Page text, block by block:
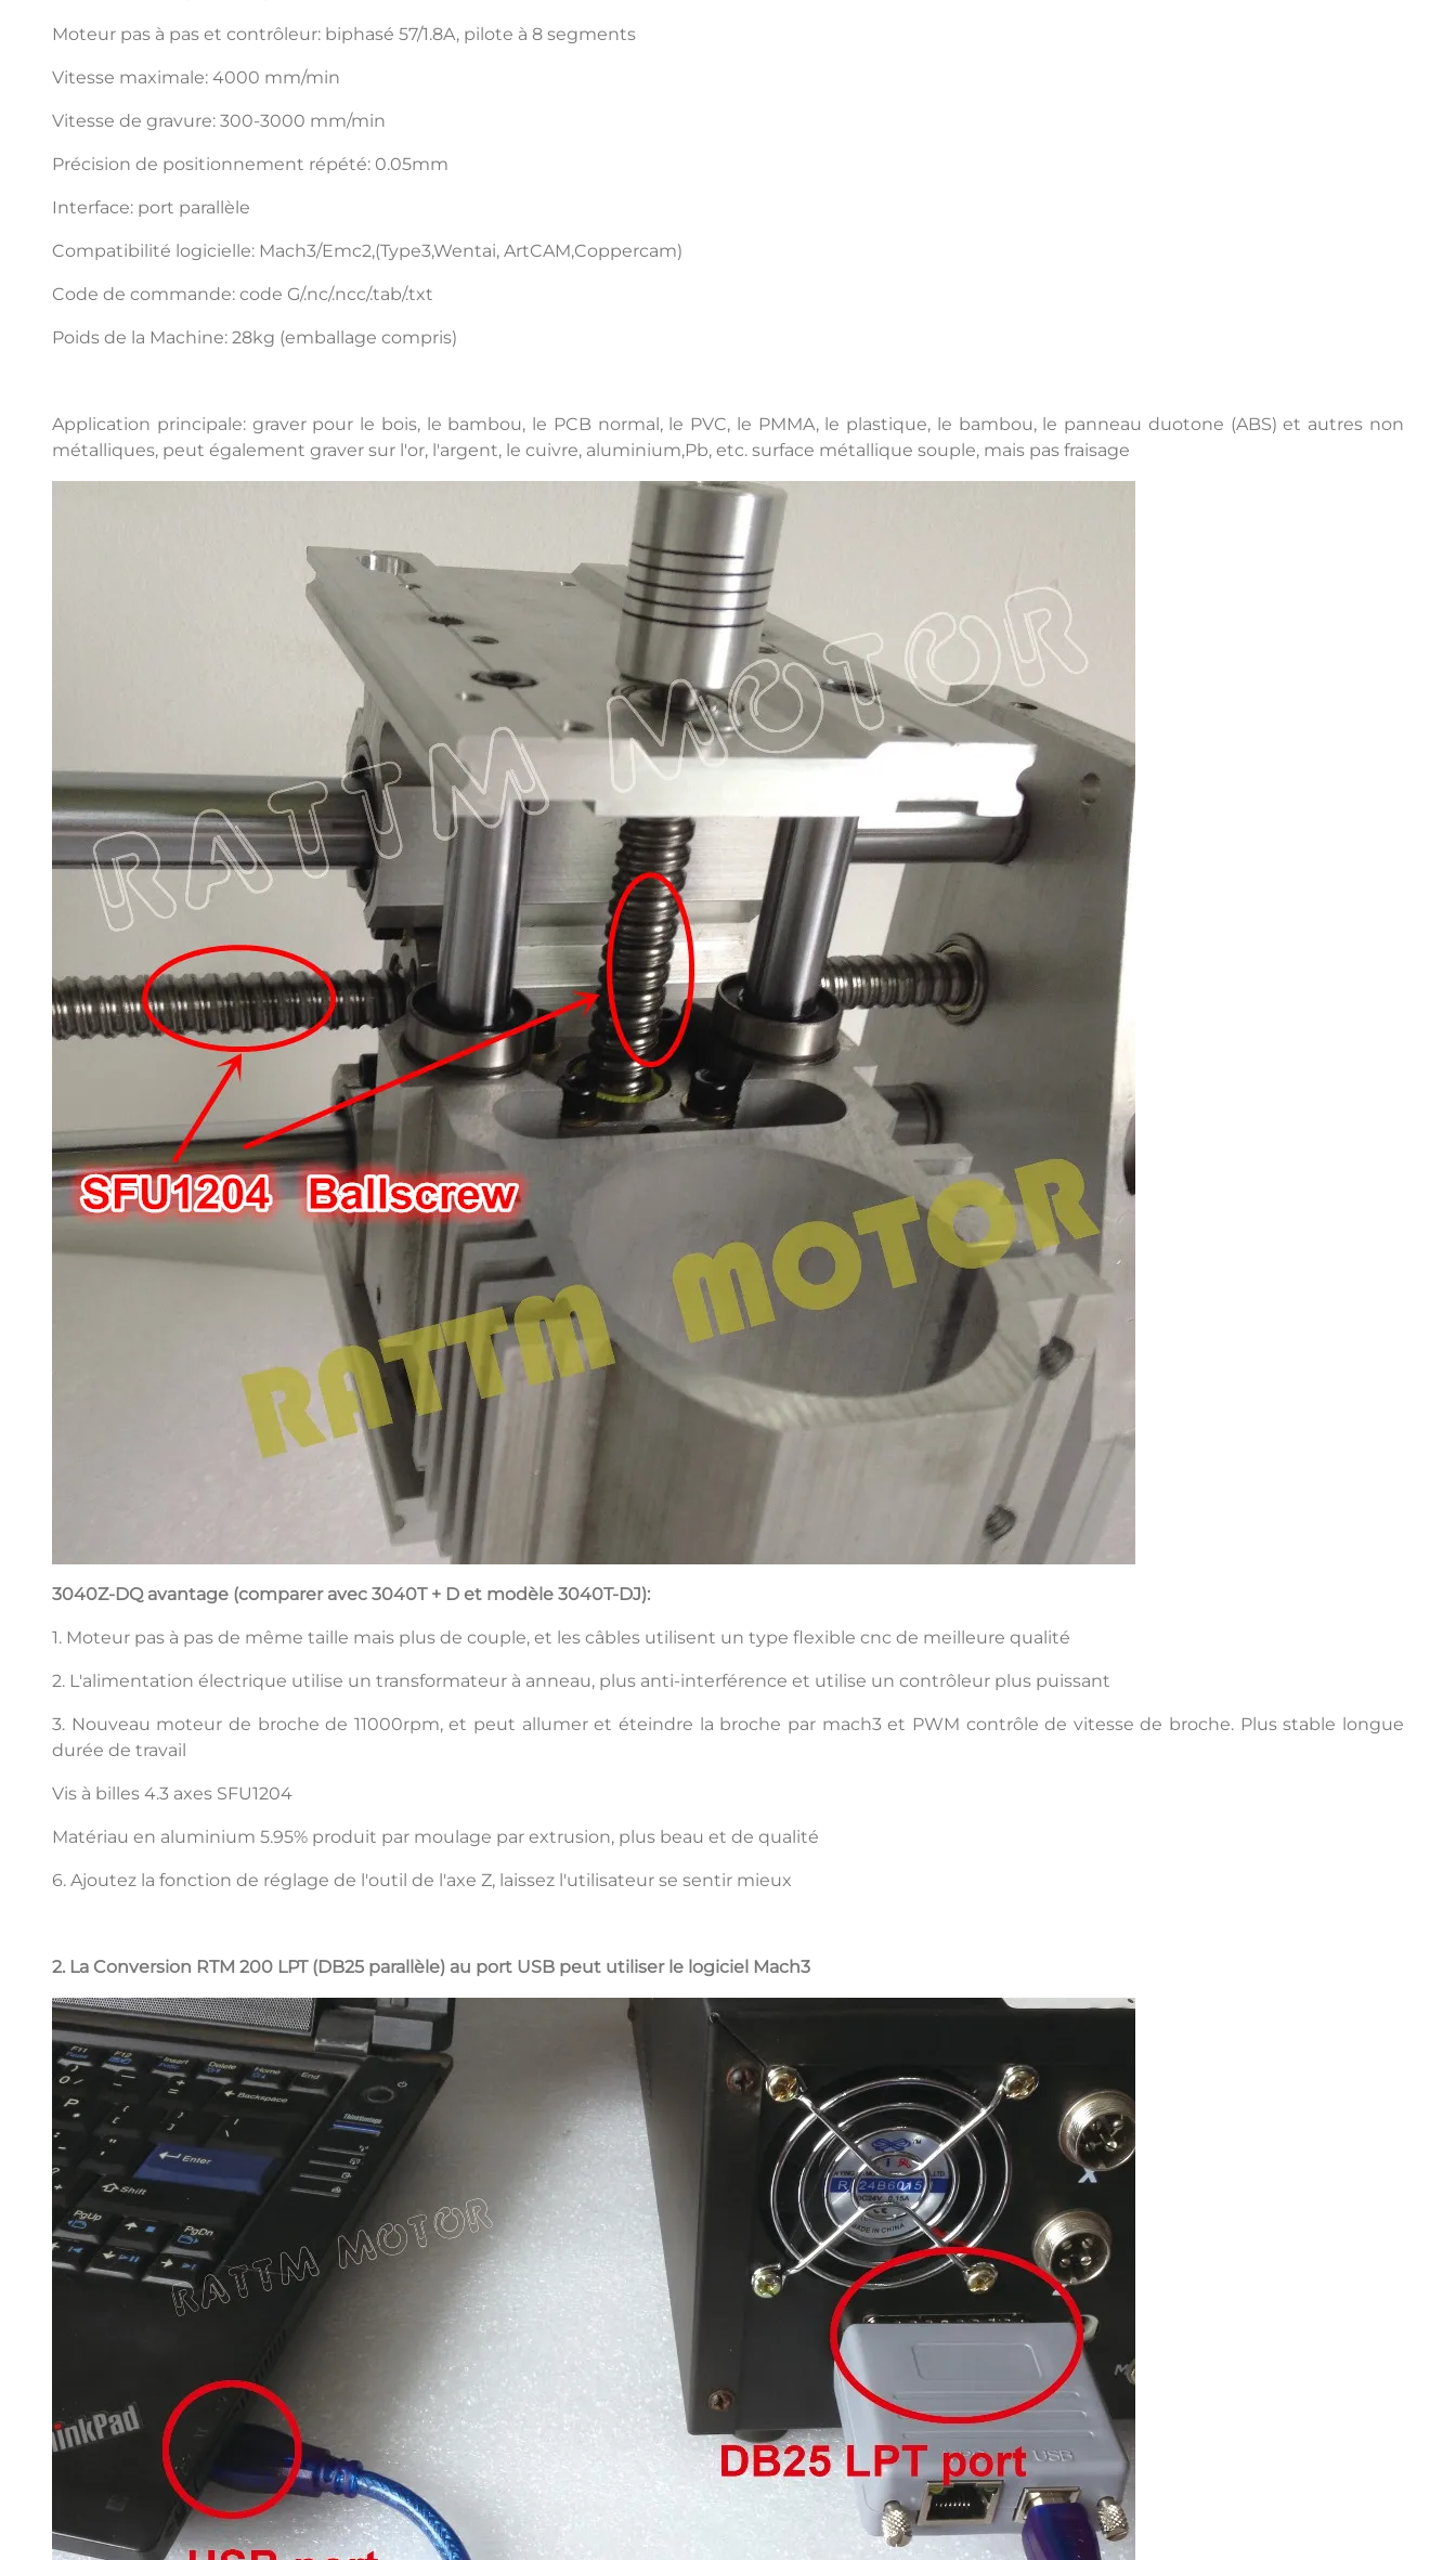
Moteur pas à pas et contrôleur: biphasé 57/1.8A, pilote à 8 segments
Vitesse maximale: 4000 mm/min
Vitesse de gravure: 300-3000 mm/min
Précision de positionnement répété: 0.05mm
Interface: port parallèle
Compatibilité logicielle: Mach3/Emc2,(Type3,Wentai, ArtCAM,Coppercam)
Code de commande: code G/.nc/.ncc/.tab/.txt
Poids de la Machine: 28kg (emballage compris)
Application principale: graver pour le bois, le bambou, le PCB normal, le PVC, le PMMA, le plastique, le bambou, le panneau duotone (ABS) et autres non
métalliques, peut également graver sur l'or, l'argent, le cuivre, aluminium,Pb, etc. surface métallique souple, mais pas fraisage
3040Z-DQ avantage (comparer avec 3040T + D et modèle 3040T-DJ):
1. Moteur pas à pas de même taille mais plus de couple, et les câbles utilisent un type flexible cnc de meilleure qualité
2. L'alimentation électrique utilise un transformateur à anneau, plus anti-interférence et utilise un contrôleur plus puissant
3. Nouveau moteur de broche de 11000rpm, et peut allumer et éteindre la broche par mach3 et PWM contrôle de vitesse de broche. Plus stable longue
durée de travail
Vis à billes 4.3 axes SFU1204
Matériau en aluminium 5.95% produit par moulage par extrusion, plus beau et de qualité
6. Ajoutez la fonction de réglage de l'outil de l'axe Z, laissez l'utilisateur se sentir mieux
2. La Conversion RTM 200 LPT (DB25 parallèle) au port USB peut utiliser le logiciel Mach3